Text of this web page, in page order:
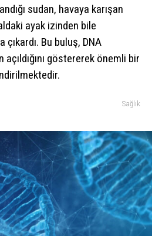
sudan, havaya karışan
ayak izinden bile
Bu buluş, DNA
göstererek önemli bir
Sağlık